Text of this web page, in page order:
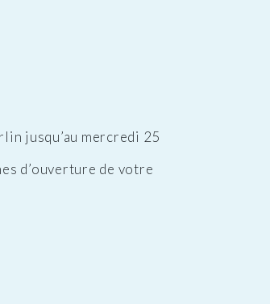
jusqu’au mercredi 25
d’ouverture de votre